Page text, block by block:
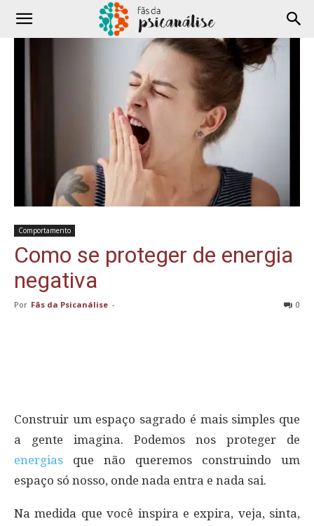
Comportamento
Como se proteger de energia
negativa
Por Fãs da Psicanálise - 0
Construir um espaço sagrado é mais simples que
a gente imagina. Podemos nos proteger de
energias que não queremos construindo um
espaço só nosso, onde nada entra e nada sai.
Na medida que você inspira e expira, veja, sinta,